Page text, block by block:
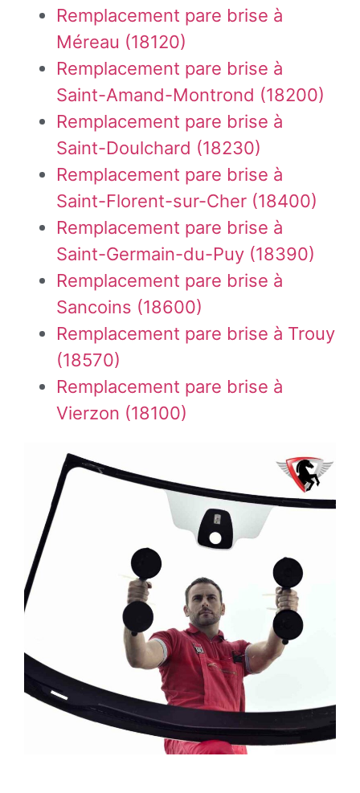
Remplacement pare brise à
Méreau (18120)
Remplacement pare brise à
Saint-Amand-Montrond (18200)
Remplacement pare brise à
Saint-Doulchard (18230)
Remplacement pare brise à
Saint-Florent-sur-Cher (18400)
Remplacement pare brise à
Saint-Germain-du-Puy (18390)
Remplacement pare brise à
Sancoins (18600)
Remplacement pare brise à Trouy
(18570)
Remplacement pare brise à
Vierzon (18100)